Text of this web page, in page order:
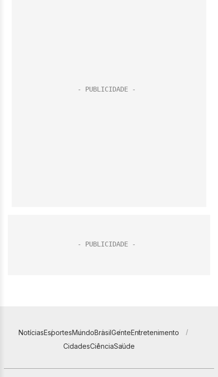
NotíciasEsportesMundoBrasilGenteEntretenimento
CidadesCiênciaSaúde